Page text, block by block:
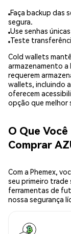
Faça backup das
segura.
Use senhas
Teste
Cold wallets
armazenamento a
requerem
wallets, incluindo
oferecem
opção que melhor
O Que
Comprar
Com a Phemex,
seu primeiro
ferramentas de
nossa segurança